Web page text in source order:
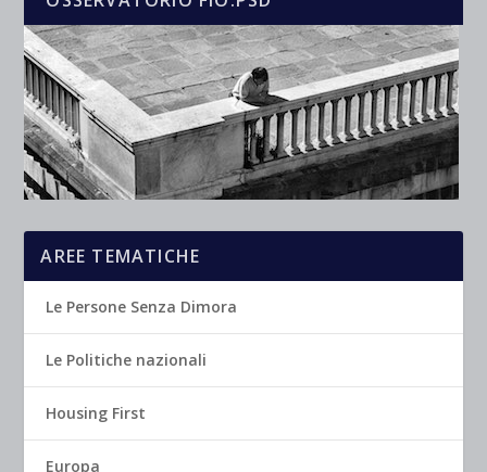
AREE TEMATICHE
Le Persone Senza Dimora
Le Politiche nazionali
Housing First
Europa